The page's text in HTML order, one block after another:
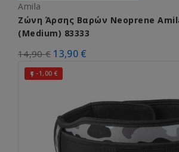
Amila
Ζώνη Άρσης Βαρών Neoprene
(Medium) 83333
14,90 € 13,90 €
 -1,00 €